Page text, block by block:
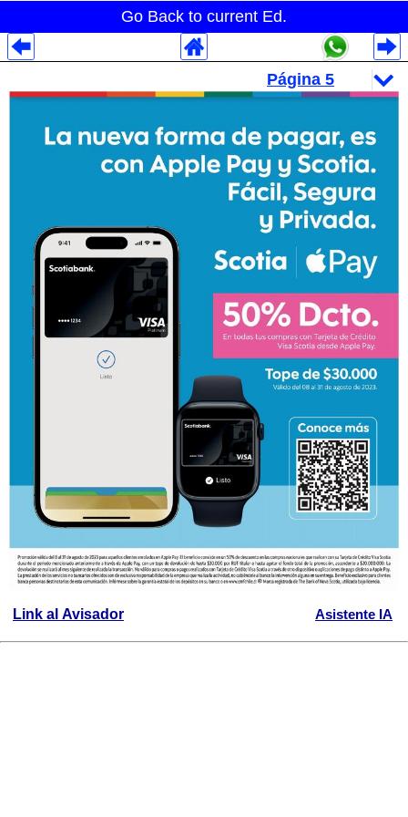
Go Back to current Ed.
Link al Avisador Asistente IA
Despliegues Analytics
Despliegues por Rubros